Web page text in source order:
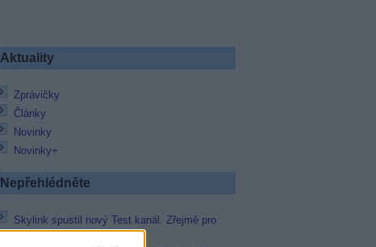
Aktuality
Zprávičky
Články
Novinky
Novinky+
Nepřehlédněte
Skylink spustil nový Test kanál. Zřejmě pro